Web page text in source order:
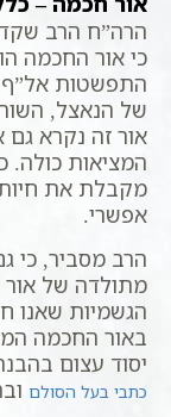
הרה”ח הרב שקד
כי אור החכמה
התפשטות אל”ף.
של הנאצל,
אור זה נקרא
המציאות כולה.
מקבלת את
אפשרי.
הרב מסביר, כי
מתולדה של
הגשמיות שאנו
באור החכמה
יסוד עצום
כתבי בעל הסולם